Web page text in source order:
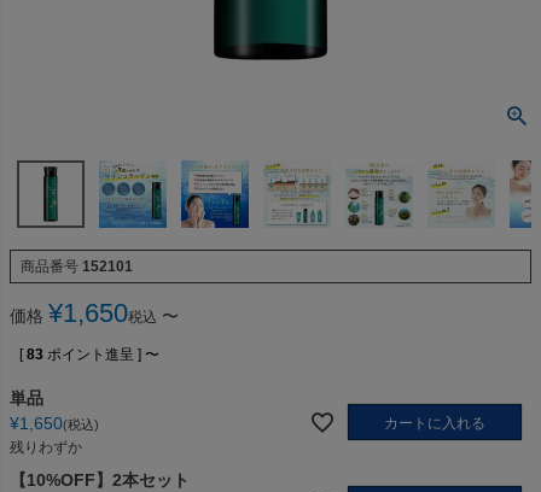
商品番号 152101
価格 ¥1,650税込 〜
[ 83 ポイント進呈 ] 〜
単品
¥1,650 税込
残りわずか
カートに入れる
【10%OFF】2本セット